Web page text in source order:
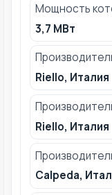
Мощность
3,7 МВт
Riello, Италия
Riello, Италия
Calpeda,